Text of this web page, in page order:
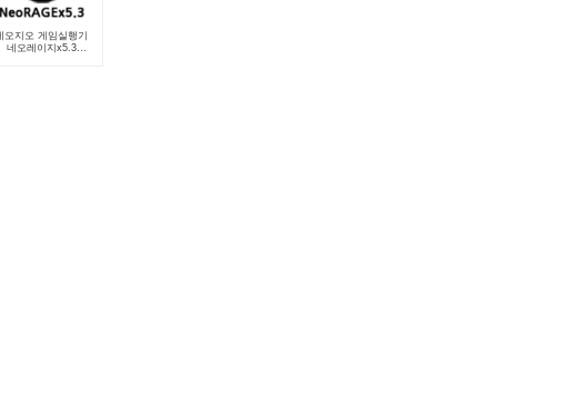
오지오 게임실행기
네오레이지x5.3